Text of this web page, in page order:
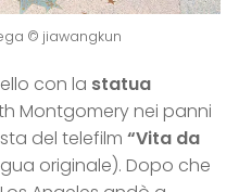
© jiawangkun
con la statua
Montgomery nei panni
del telefilm “Vita da
originale). Dopo che